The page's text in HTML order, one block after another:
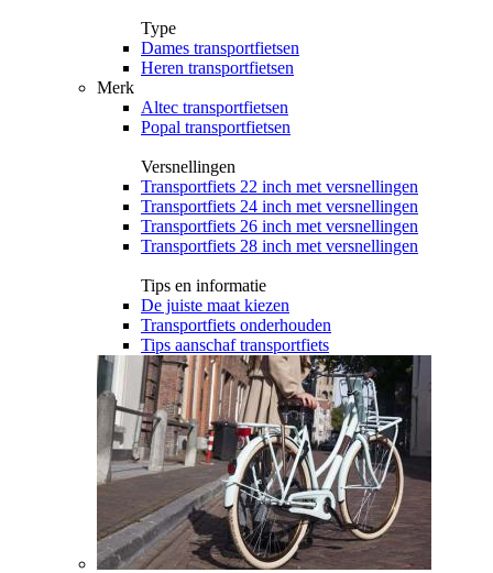
Type
Dames transportfietsen
Heren transportfietsen
Merk
Altec transportfietsen
Popal transportfietsen
Versnellingen
Transportfiets 22 inch met versnellingen
Transportfiets 24 inch met versnellingen
Transportfiets 26 inch met versnellingen
Transportfiets 28 inch met versnellingen
Tips en informatie
De juiste maat kiezen
Transportfiets onderhouden
Tips aanschaf transportfiets